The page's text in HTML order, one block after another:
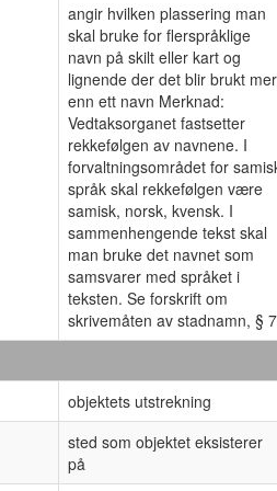
angir hvilken plassering man
skal bruke for flerspråklige
navn på skilt eller kart og
lignende der det blir brukt mer
enn ett navn Merknad:
Vedtaksorganet fastsetter
rekkefølgen av navnene. I
forvaltningsområdet for
språk skal rekkefølgen være
samisk, norsk, kvensk. I
sammenhengende tekst skal
man bruke det navnet som
samsvarer med språket i
teksten. Se forskrift om
skrivemåten av stadnamn, §
objektets utstrekning
sted som objektet eksisterer
på